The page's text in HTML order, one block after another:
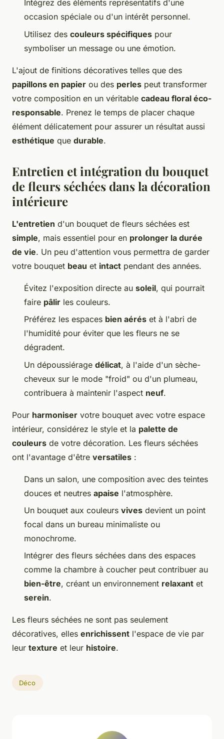
Intégrez des éléments représentatifs d'une
occasion spéciale ou d'un intérêt personnel.
Utilisez des couleurs spécifiques pour
symboliser un message ou une émotion.
L'ajout de finitions décoratives telles que des
papillons en papier ou des perles peut transformer
votre composition en un véritable cadeau floral éco-
responsable. Prenez le temps de placer chaque
élément délicatement pour assurer un résultat aussi
esthétique que durable.
Entretien et intégration du bouquet
de fleurs séchées dans la décoration
intérieure
L'entretien d'un bouquet de fleurs séchées est
simple, mais essentiel pour en prolonger la durée
de vie. Un peu d'attention vous permettra de garder
votre bouquet beau et intact pendant des années.
Évitez l'exposition directe au soleil, qui pourrait
faire pâlir les couleurs.
Préférez les espaces bien aérés et à l'abri de
l'humidité pour éviter que les fleurs ne se
dégradent.
Un dépoussiérage délicat, à l'aide d'un sèche-
cheveux sur le mode "froid" ou d'un plumeau,
contribuera à maintenir l'aspect neuf.
Pour harmoniser votre bouquet avec votre espace
intérieur, considérez le style et la palette de
couleurs de votre décoration. Les fleurs séchées
ont l'avantage d'être versatiles :
Dans un salon, une composition avec des teintes
douces et neutres apaise l'atmosphère.
Un bouquet aux couleurs vives devient un point
focal dans un bureau minimaliste ou
monochrome.
Intégrer des fleurs séchées dans des espaces
comme la chambre à coucher peut contribuer au
bien-être, créant un environnement relaxant et
serein.
Les fleurs séchées ne sont pas seulement
décoratives, elles enrichissent l'espace de vie par
leur texture et leur histoire.
Déco